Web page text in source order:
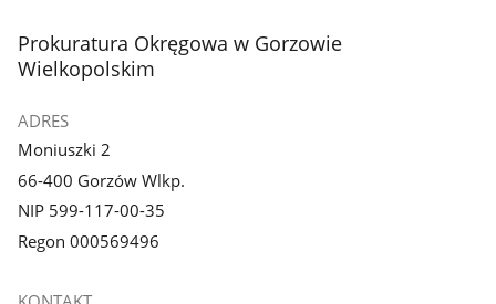
stopka
Prokuratura Okręgowa w Gorzowie
Wielkopolskim
ADRES
Moniuszki 2
66-400 Gorzów Wlkp.
NIP 599-117-00-35
Regon 000569496